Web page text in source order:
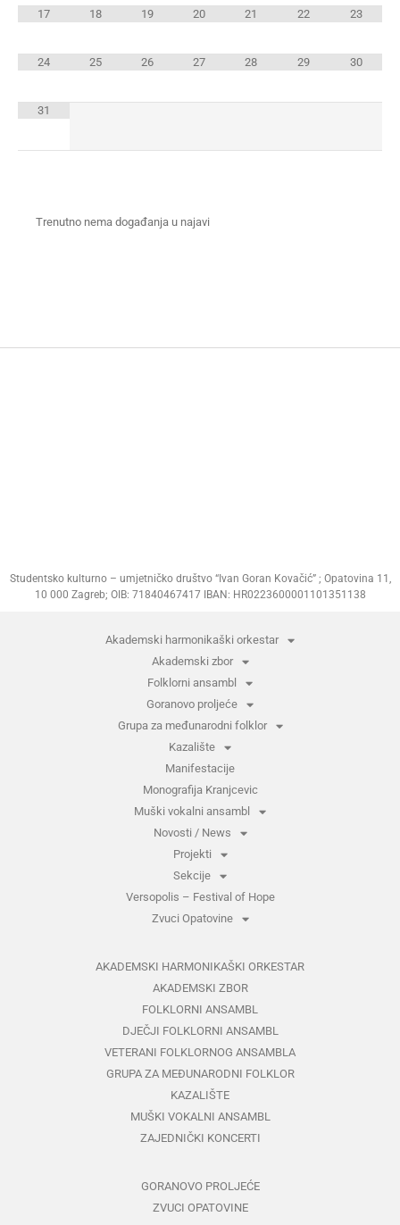
17 18 19 20 21 22 23
24 25 26 27 28 29 30
31
Trenutno nema događanja u najavi
Studentsko kulturno – umjetničko društvo “Ivan Goran Kovačić” ; Opatovina 11,
10 000 Zagreb; OIB: 71840467417 IBAN: HR0223600001101351138
Akademski harmonikaški orkestar
Akademski zbor
Folklorni ansambl
Goranovo proljeće
Grupa za međunarodni folklor
Kazalište
Manifestacije
Monografija Kranjcevic
Muški vokalni ansambl
Novosti / News
Projekti
Sekcije
Versopolis – Festival of Hope
Zvuci Opatovine
AKADEMSKI HARMONIKAŠKI ORKESTAR
AKADEMSKI ZBOR
FOLKLORNI ANSAMBL
DJEČJI FOLKLORNI ANSAMBL
VETERANI FOLKLORNOG ANSAMBLA
GRUPA ZA MEĐUNARODNI FOLKLOR
KAZALIŠTE
MUŠKI VOKALNI ANSAMBL
ZAJEDNIČKI KONCERTI
GORANOVO PROLJEĆE
ZVUCI OPATOVINE